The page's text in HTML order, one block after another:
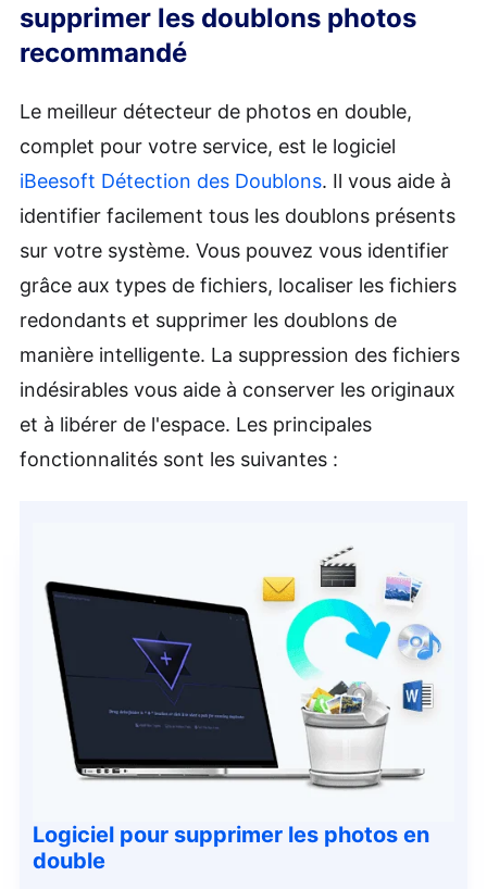
supprimer les doublons photos
recommandé
Le meilleur détecteur de photos en double,
complet pour votre service, est le logiciel
iBeesoft Détection des Doublons. Il vous aide à
identifier facilement tous les doublons présents
sur votre système. Vous pouvez vous identifier
grâce aux types de fichiers, localiser les fichiers
redondants et supprimer les doublons de
manière intelligente. La suppression des fichiers
indésirables vous aide à conserver les originaux
et à libérer de l'espace. Les principales
fonctionnalités sont les suivantes :
Logiciel pour supprimer les photos en
double